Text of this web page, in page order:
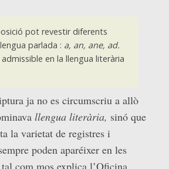
pot revestir diferents
parlada : a, an, ane, ad.
admissible en la llengua literària
ja no es circumscriu a allò
llengua literària, sinó que
la varietat de registres i
poden aparéixer en les
com mos explica l’Oficina